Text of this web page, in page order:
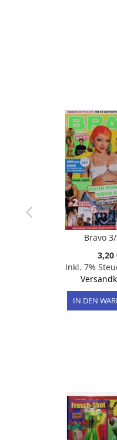
Bravo
3,20
Inkl. 7%
IN DEN